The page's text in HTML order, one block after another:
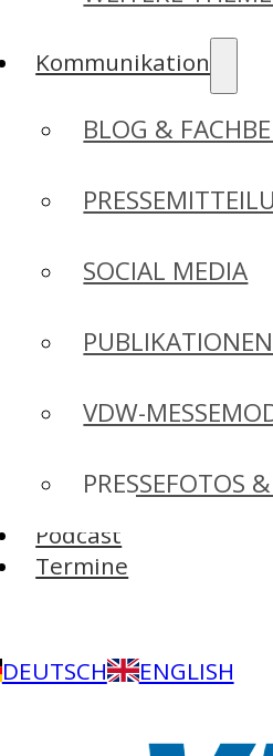
Kommunikation
BLOG &
SOCIAL MEDIA
PUBLIKATIONEN
VDW-
PRESSEFOTOS
Podcast
Termine
DEUTSCH ENGLISH